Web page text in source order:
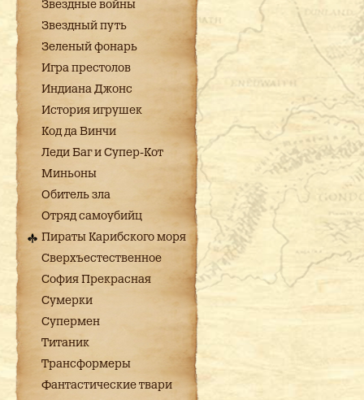
Звездные войны
Звездный путь
Зеленый фонарь
Игра престолов
Индиана Джонс
История игрушек
Код да Винчи
Леди Баг и Супер-Кот
Миньоны
Обитель зла
Отряд самоубийц
Пираты Карибского моря
Сверхъестественное
София Прекрасная
Сумерки
Супермен
Титаник
Трансформеры
Фантастические твари